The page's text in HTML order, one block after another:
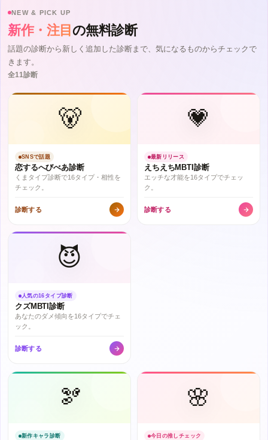
NEW & PICK UP
新作・注目 の無料診断
話題の診断から新しく追加した診断まで、気になるものからチェックで
きます。
全11診断
🐻
SNSで話題
恋するへびべあ診断
くまタイプ診断で16タイプ・相性を
チェック。
診断する
💗
最新リリース
えちえちMBTI診断
エッチな才能を16タイプでチェッ
ク。
診断する
😈
人気の16タイプ診断
クズMBTI診断
あなたのダメ傾向を16タイプでチェ
ック。
診断する
🫘
新作キャラ診断
🌸
今日の推しチェック